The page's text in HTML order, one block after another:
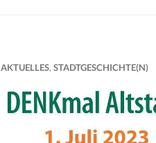
AKTUELLES, STADTGESCHICHTE(N)